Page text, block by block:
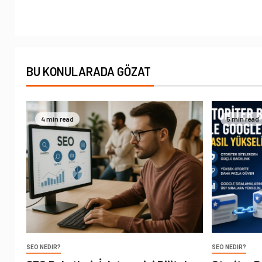
BU KONULARADA GÖZAT
4 min read
SEO NEDIR?
5 min read
SEO NEDIR?